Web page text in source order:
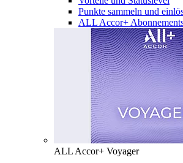
Punkte sammeln und
ALL Accor+
ALL Accor+ Voyager